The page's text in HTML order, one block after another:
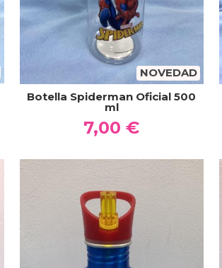
NOVEDAD
Botella Spiderman Oficial 500
ml
7,00 €